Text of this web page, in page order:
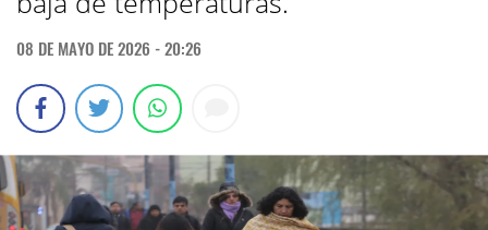
08 DE MAYO DE 2026 - 20:26